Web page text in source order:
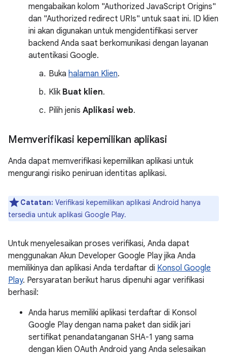
mengabaikan kolom "Authorized JavaScript Origins"
dan "Authorized redirect URIs" untuk saat ini. ID klien
ini akan digunakan untuk mengidentifikasi server
backend Anda saat berkomunikasi dengan layanan
autentikasi Google.
Buka halaman Klien.
Klik Buat klien.
Pilih jenis Aplikasi web.
Memverifikasi kepemilikan aplikasi
Anda dapat memverifikasi kepemilikan aplikasi untuk
mengurangi risiko peniruan identitas aplikasi.
Catatan: Verifikasi kepemilikan aplikasi Android hanya
tersedia untuk aplikasi Google Play.
Untuk menyelesaikan proses verifikasi, Anda dapat
menggunakan Akun Developer Google Play jika Anda
memilikinya dan aplikasi Anda terdaftar di Konsol Google
Play. Persyaratan berikut harus dipenuhi agar verifikasi
berhasil:
Anda harus memiliki aplikasi terdaftar di Konsol
Google Play dengan nama paket dan sidik jari
sertifikat penandatanganan SHA-1 yang sama
dengan klien OAuth Android yang Anda selesaikan